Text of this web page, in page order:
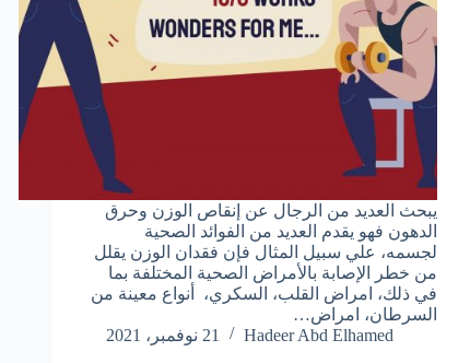
يبحث العديد من الرجال عن إنقاص الوزن وحرق
الدهون فهو يقدم العديد من الفوائد الصحية
لجسمه، علي سبيل المثال فإن فقدان الوزن يقلل
من خطر الإصابة بالأمراض الصحية المختلفة بما
في ذلك، امراض القلب، السكري، أنواع معينة من
السرطان، امراض…
Hadeer Abd Elhamed
21 نوفمبر، 2021